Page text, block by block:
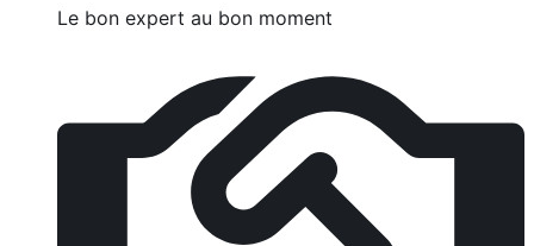
Le bon expert au bon moment